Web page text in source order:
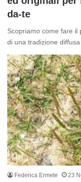
da-te
Scopriamo come fare il
di una tradizione
Federica Ermete 23